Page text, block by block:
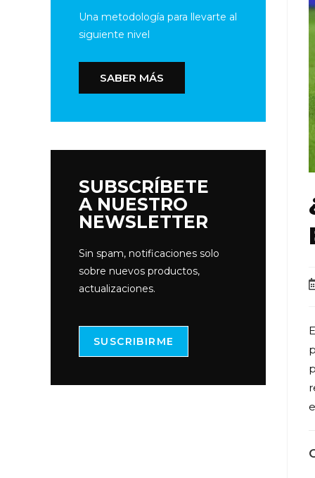
Una metodología para llevarte al
siguiente nivel
SABER MÁS
SUBSCRÍBETE
A NUESTRO
NEWSLETTER
Sin spam, notificaciones solo
sobre nuevos productos,
actualizaciones.
SUSCRIBIRME